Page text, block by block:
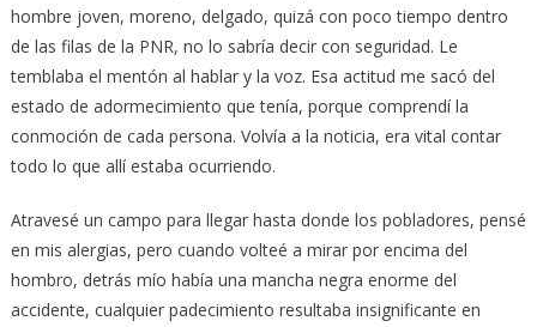
hombre joven, moreno, delgado, quizá con poco tiempo dentro
de las filas de la PNR, no lo sabría decir con seguridad. Le
temblaba el mentón al hablar y la voz. Esa actitud me sacó del
estado de adormecimiento que tenía, porque comprendí la
conmoción de cada persona. Volvía a la noticia, era vital contar
todo lo que allí estaba ocurriendo.
Atravesé un campo para llegar hasta donde los pobladores, pensé
en mis alergias, pero cuando volteé a mirar por encima del
hombro, detrás mío había una mancha negra enorme del
accidente, cualquier padecimiento resultaba insignificante en